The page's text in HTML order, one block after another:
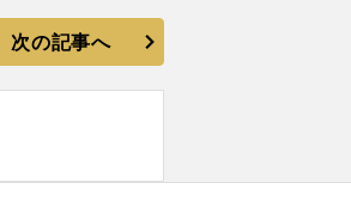
次の記事へ